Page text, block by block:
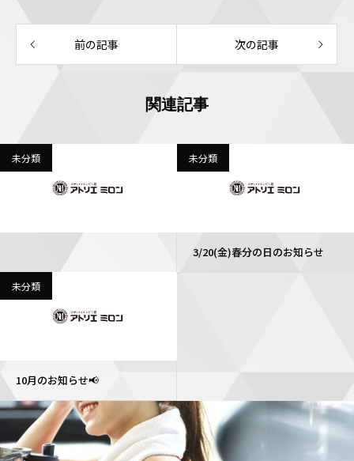
前の記事 次の記事
関連記事
未分類 未分類
3/20(金)春分の日のお知らせ
未分類
10月のお知らせ📢